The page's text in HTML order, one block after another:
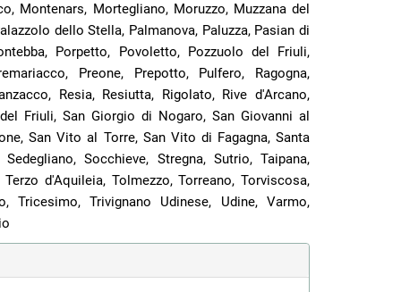
Montenars, Mortegliano, Moruzzo, Muzzana del
dello Stella, Palmanova, Paluzza, Pasian di
Porpetto, Povoletto, Pozzuolo del Friuli,
Preone, Prepotto, Pulfero, Ragogna,
Resia, Resiutta, Rigolato, Rive d'Arcano,
Friuli, San Giorgio di Nogaro, San Giovanni al
San Vito al Torre, San Vito di Fagagna, Santa
Socchieve, Stregna, Sutrio, Taipana,
d'Aquileia, Tolmezzo, Torreano, Torviscosa,
Tricesimo, Trivignano Udinese, Udine, Varmo,